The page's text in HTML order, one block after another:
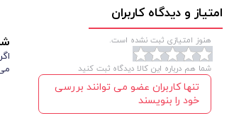
نوع بسته بندی
سلفون
شکل
امتیاز و دیدگاه کاربران
هنوز امتیازی ثبت نشده است.
شما هم درباره این کالا دیدگاه ثبت کنید
تنها کاربران عضو می توانند بررسی
خود را بنویسند